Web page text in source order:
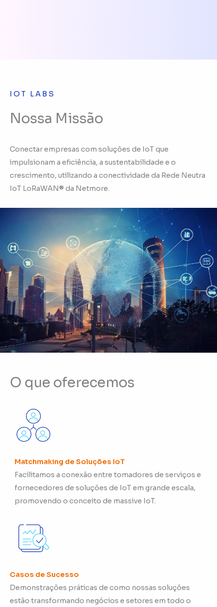
IOT LABS
Nossa Missão
Conectar empresas com soluções de IoT que
impulsionam a eficiência, a sustentabilidade e o
crescimento, utilizando a conectividade da Rede Neutra
IoT LoRaWAN® da Netmore.
O que oferecemos
Matchmaking de Soluções IoT
Facilitamos a conexão entre tomadores de serviços e
fornecedores de soluções de IoT em grande escala,
promovendo o conceito de massive IoT.
Casos de Sucesso
Demonstrações práticas de como nossas soluções
estão transformando negócios e setores em todo o